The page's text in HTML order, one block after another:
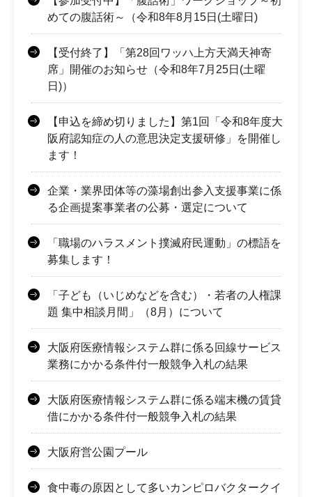
めての腹話術～（令和8年8月15日(土曜日)
【受付終了】「第28回ワッハ上方天満天神寄
席」開催のお知らせ（令和8年7月25日(土曜
日)）
【申込を締め切りました】第1回「令和8年度大
阪府認知症の人の意思決定支援研修」を開催し
ます！
企業・業界団体等の藻場創出参入支援事業に係
る企画提案事業者の公募・選定について
「職場のハラスメント撲滅府民運動」の標語を
募集します！
「子ども（いじめなどを含む）・若者の人権課
題 集中相談月間」（8月）について
大阪府医療情報システム群に係る回線サービス
業務にかかる条件付一般競争入札の結果
大阪府医療情報システム群に係る端末機の賃貸
借にかかる条件付一般競争入札の結果
大阪府営公園プール
食中毒の原因として多いカンピロバクタークイ